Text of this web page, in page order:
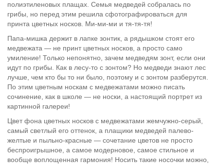
полиэтиленовых плащах. Семья медведей собралась по
грибы, но перед этим решила сфотографироваться для
принта цветных носков. Ми-ми-ми и тя-тя-тя!
Папа-мишка держит в лапке зонтик, а рядышком стоят его
медвежата — не принт цветных носков, а просто само
умиление! Только непонятно, зачем медведям зонт, если они
идут по грибы. Как в лесу-то с зонтом? Но медведи знают лес
лучше, чем кто бы то ни было, поэтому и с зонтом разберутся.
По этим цветным носкам с медвежатами можно писать
сочинение, как в школе — не носки, а настоящий портрет из
картинной галереи!
Цвет фона цветных носков с медвежатами жемчужно-серый,
самый светлый его оттенок, а плащики медведей палево-
желтые и пыльно-красные — сочетание цветов не просто
беспроигрышное, а самое модерновое, самое стильное и
вообще воплощенная гармония! Носить такие носочки можно,